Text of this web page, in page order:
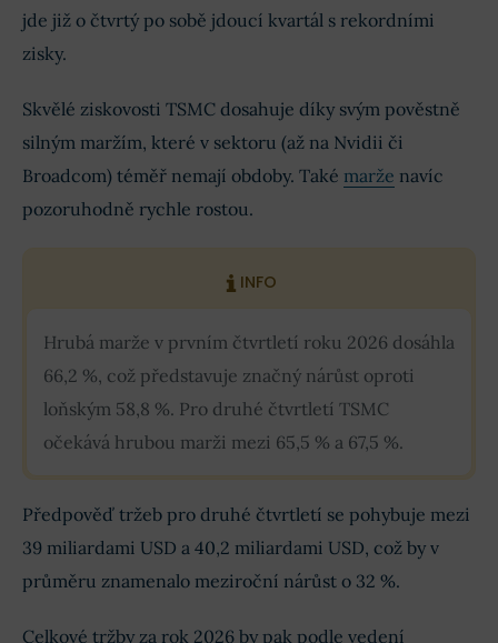
jde již o čtvrtý po sobě jdoucí kvartál s rekordními
zisky.
Skvělé ziskovosti TSMC dosahuje díky svým pověstně
silným maržím, které v sektoru (až na Nvidii či
Broadcom) téměř nemají obdoby. Také marže navíc
pozoruhodně rychle rostou.
INFO
Hrubá marže v prvním čtvrtletí roku 2026 dosáhla
66,2 %, což představuje značný nárůst oproti
loňským 58,8 %. Pro druhé čtvrtletí TSMC
očekává hrubou marži mezi 65,5 % a 67,5 %.
Předpověď tržeb pro druhé čtvrtletí se pohybuje mezi
39 miliardami USD a 40,2 miliardami USD, což by v
průměru znamenalo meziroční nárůst o 32 %.
Celkové tržby za rok 2026 by pak podle vedení